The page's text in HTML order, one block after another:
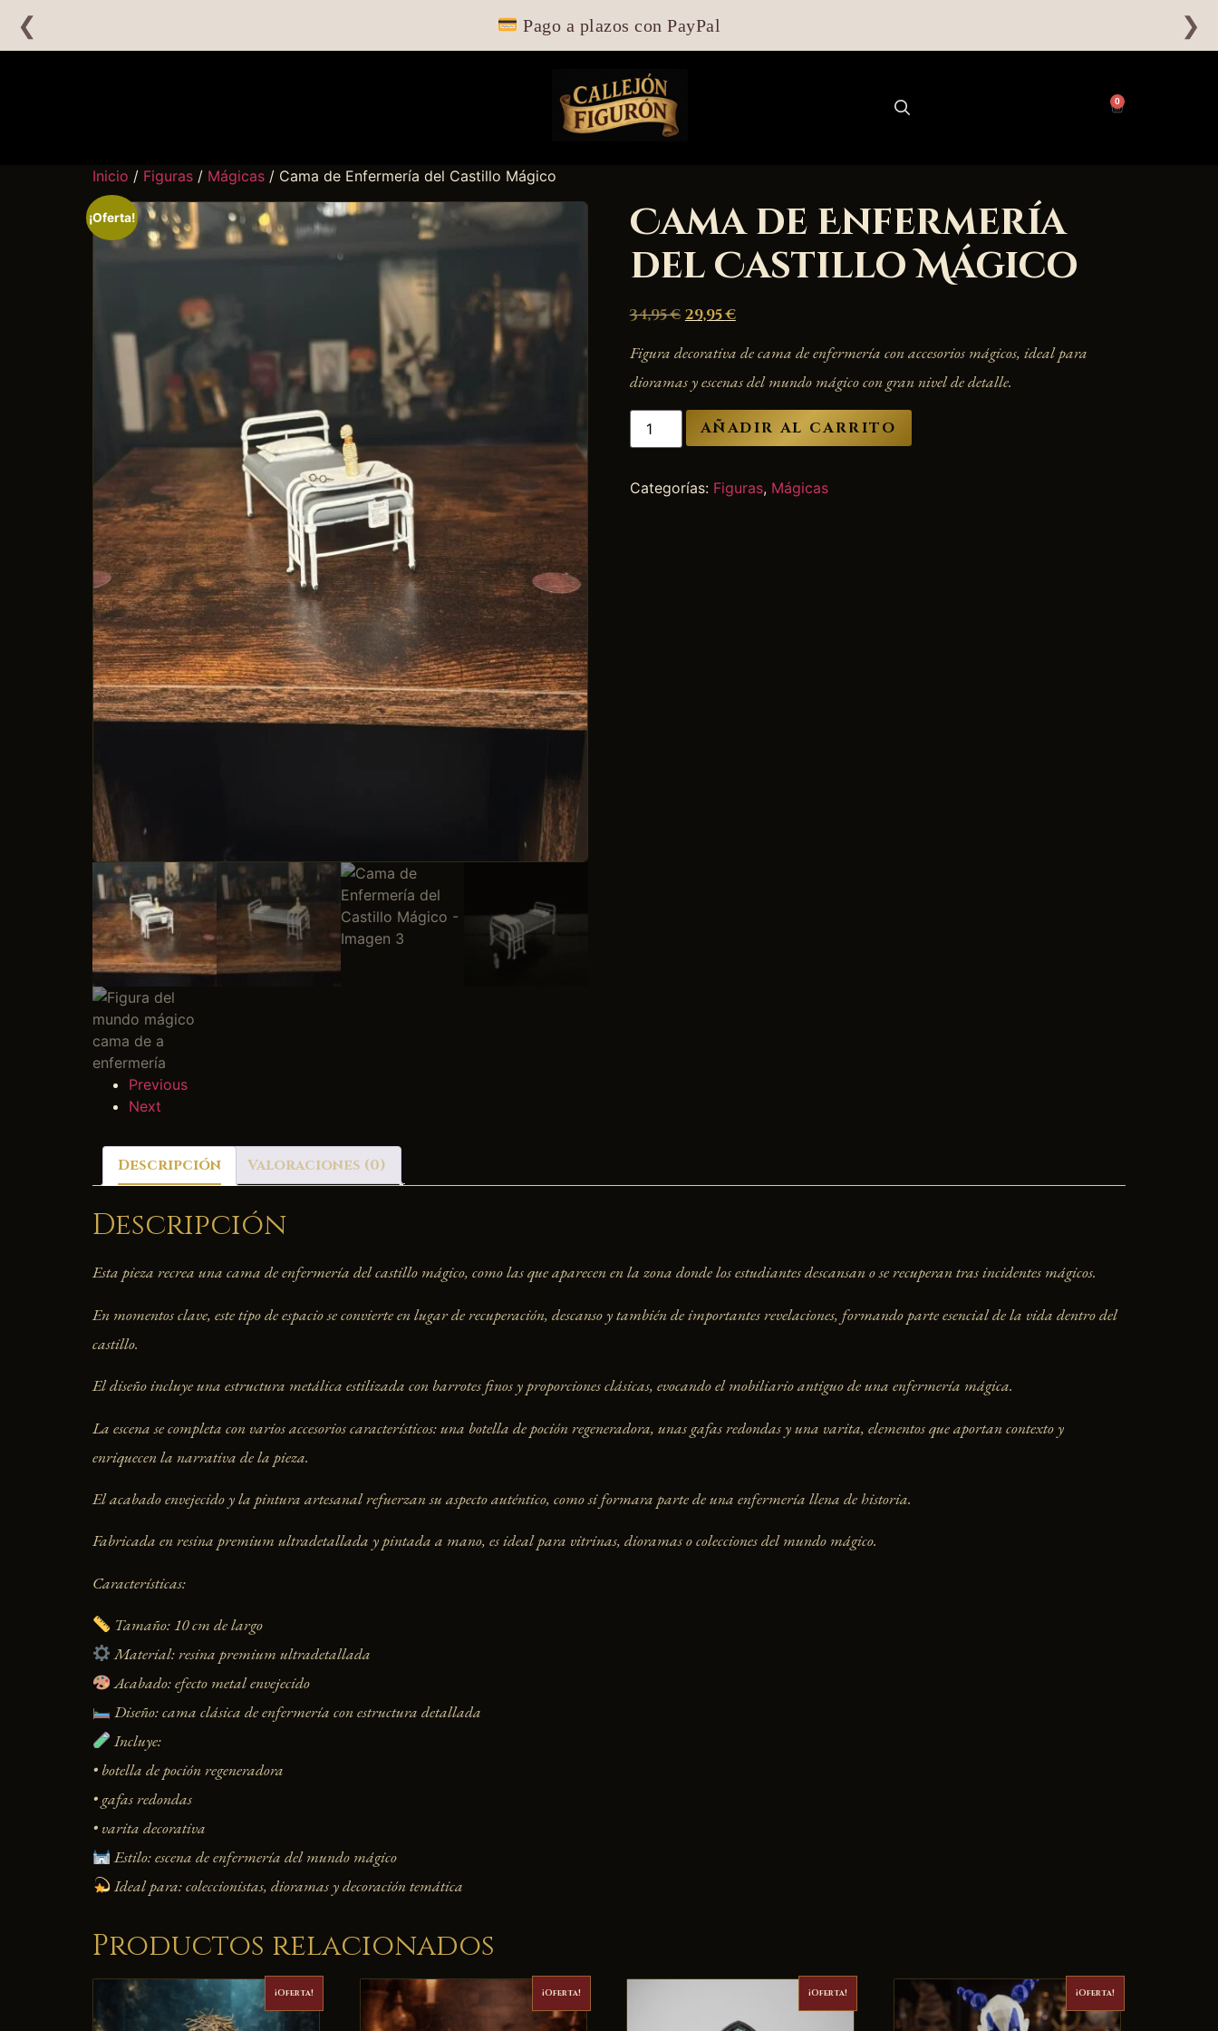
❮ Pago a plazos con PayPal ❯
0
Inicio / Figuras / Mágicas / Cama de Enfermería del Castillo Mágico
¡Oferta!
Previous
Next
Cama de Enfermería
del Castillo Mágico
34,95€ 29,95€
Figura decorativa de cama de enfermería con accesorios mágicos, ideal para
dioramas y escenas del mundo mágico con gran nivel de detalle.
AÑADIR AL CARRITO
Categorías: Figuras, Mágicas
Descripción Valoraciones (0)
Descripción
Esta pieza recrea una cama de enfermería del castillo mágico, como las que aparecen en la zona donde los estudiantes descansan o se recuperan tras incidentes mágicos.
En momentos clave, este tipo de espacio se convierte en lugar de recuperación, descanso y también de importantes revelaciones, formando parte esencial de la vida dentro del
castillo.
El diseño incluye una estructura metálica estilizada con barrotes finos y proporciones clásicas, evocando el mobiliario antiguo de una enfermería mágica.
La escena se completa con varios accesorios característicos: una botella de poción regeneradora, unas gafas redondas y una varita, elementos que aportan contexto y
enriquecen la narrativa de la pieza.
El acabado envejecido y la pintura artesanal refuerzan su aspecto auténtico, como si formara parte de una enfermería llena de historia.
Fabricada en resina premium ultradetallada y pintada a mano, es ideal para vitrinas, dioramas o colecciones del mundo mágico.
Características:
Tamaño: 10 cm de largo
Material: resina premium ultradetallada
Acabado: efecto metal envejecido
Diseño: cama clásica de enfermería con estructura detallada
Incluye:
• botella de poción regeneradora
• gafas redondas
• varita decorativa
Estilo: escena de enfermería del mundo mágico
Ideal para: coleccionistas, dioramas y decoración temática
Productos relacionados
¡Oferta! ¡Oferta! ¡Oferta! ¡Oferta!